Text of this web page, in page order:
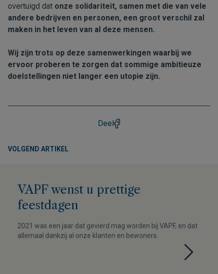
overtuigd dat onze solidariteit, samen met die van vele
andere bedrijven en personen, een groot verschil zal
maken in het leven van al deze mensen.
Wij zijn trots op deze samenwerkingen waarbij we
ervoor proberen te zorgen dat sommige ambitieuze
doelstellingen niet langer een utopie zijn.
Deel
VOLGEND ARTIKEL
VAPF wenst u prettige
feestdagen
2021 was een jaar dat gevierd mag worden bij VAPF, en dat
allemaal dankzij al onze klanten en bewoners.